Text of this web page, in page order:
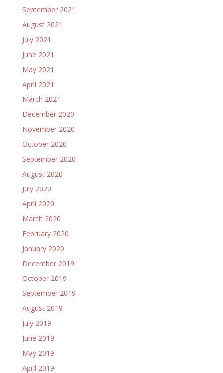
September 2021
August 2021
July 2021
June 2021
May 2021
April 2021
March 2021
December 2020
November 2020
October 2020
September 2020
August 2020
July 2020
April 2020
March 2020
February 2020
January 2020
December 2019
October 2019
September 2019
August 2019
July 2019
June 2019
May 2019
April 2019